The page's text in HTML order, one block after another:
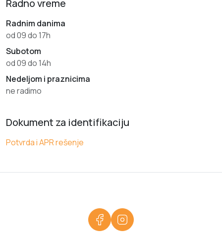
Radno vreme
Radnim danima
od 09 do 17h
Subotom
od 09 do 14h
Nedeljom i praznicima
ne radimo
Dokument za identifikaciju
Potvrda i APR rešenje